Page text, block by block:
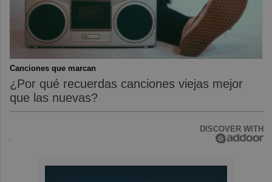
Canciones que marcan
¿Por qué recuerdas canciones viejas mejor
que las nuevas?
DISCOVER WITH